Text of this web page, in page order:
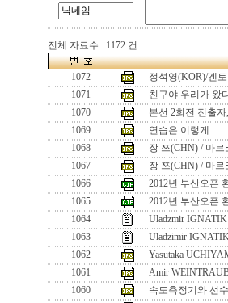
전체 자료수 : 1172 건
1072
정석영(KOR)/겐
1071
친구야 우리가 왔
1070
본선 2회전 진출
1069
연습은 이렇게
1068
장 쯔(CHN) / 마
1067
장 쯔(CHN) / 마
1066
2012년 부산오픈
1065
2012년 부산오픈
1064
Uladzmir
1063
Uladzimir
1062
Yasutaka
1061
Amir
1060
속도측정기와 선